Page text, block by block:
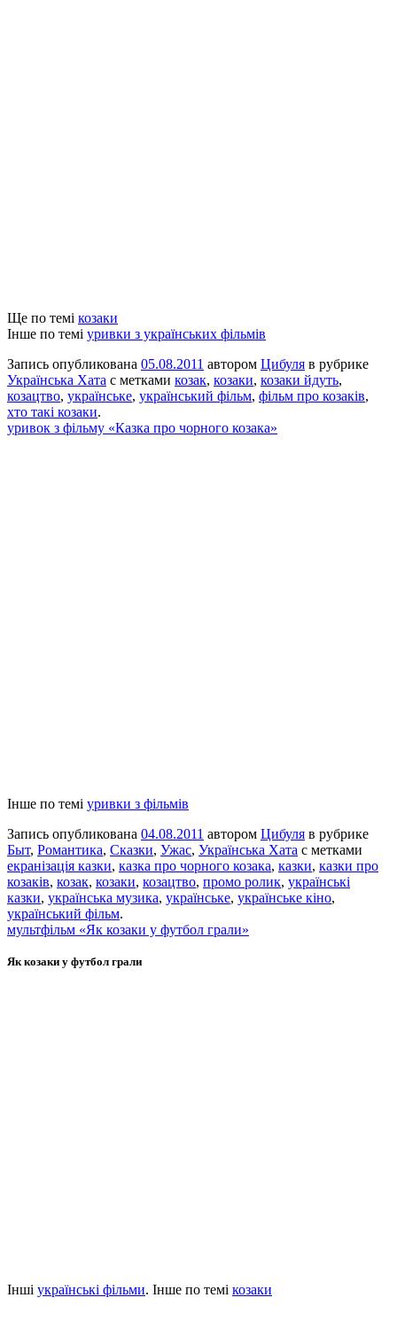
Ще по темі козаки
Інше по темі уривки з українських фільмів
Запись опубликована 05.08.2011 автором Цибуля в рубрике
Українська Хата с метками козак, козаки, козаки йдуть,
козацтво, українське, український фільм, фільм про козаків,
хто такі козаки.
уривок з фільму «Казка про чорного козака»
Інше по темі уривки з фільмів
Запись опубликована 04.08.2011 автором Цибуля в рубрике
Быт, Романтика, Сказки, Ужас, Українська Хата с метками
екранізація казки, казка про чорного козака, казки, казки про
козаків, козак, козаки, козацтво, промо ролик, українські
казки, українська музика, українське, українське кіно,
український фільм.
мультфільм «Як козаки у футбол грали»
Як козаки у футбол грали
Інші українські фільми. Інше по темі козаки